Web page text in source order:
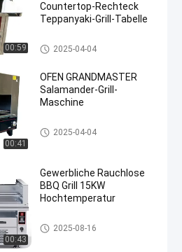
00:59
Countertop-Rechteck
Teppanyaki-Grill-Tabelle
Teppanyaki-Grill-Tabelle
2025-04-04
00:41
OFEN GRANDMASTER
Salamander-Grill-
Maschine
Handelsgrill-Grills
2025-04-04
00:43
Gewerbliche Rauchlose
BBQ Grill 15KW
Hochtemperatur
Handelsgrill-Grills
2025-08-16